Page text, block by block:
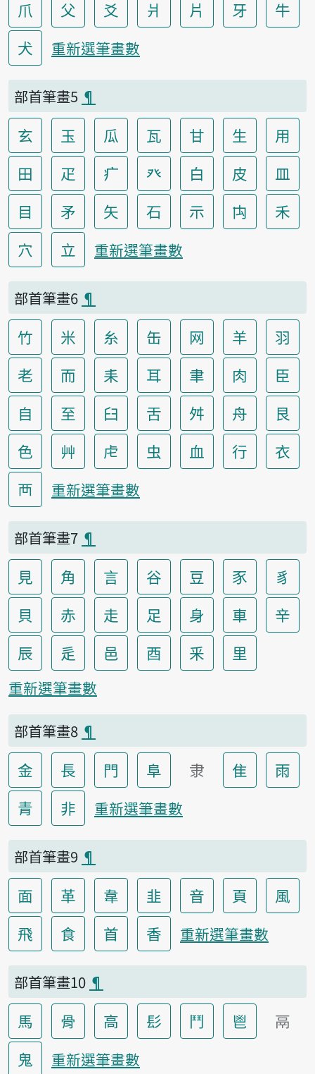
爪 父 爻 爿 片 牙
牛
犬
重新選筆畫數
部首筆畫5 ¶
玄 玉 瓜 瓦 甘 生
用
田
疋 疒 癶 白 皮
皿
目
矛 矢 石 示 禸
禾
穴
立 重新選筆畫數
部首筆畫6 ¶
竹 米 糸 缶 网 羊
羽
老
而 耒 耳 聿 肉
臣
自
至 臼 舌 舛 舟
艮
色
艸 虍 虫 血 行
衣
襾
重新選筆畫數
部首筆畫7 ¶
見 角 言 谷 豆 豕
豸
貝
赤 走 足 身 車
辛
辰
辵 邑 酉 釆 里
重新選筆畫數
部首筆畫8 ¶
金 長 門 阜 隶 隹
雨
青
非 重新選筆畫數
部首筆畫9 ¶
面 革 韋 韭 音 頁
風
飛
食 首 香 重新選筆畫數
部首筆畫10 ¶
馬 骨 高 髟 鬥 鬯
鬲
鬼
重新選筆畫數